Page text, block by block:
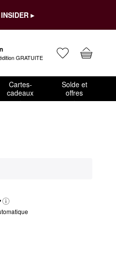
▸
GRATUITE
Cartes-
cadeaux
Solde et
offres